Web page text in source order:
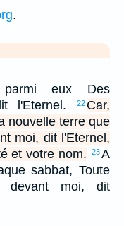
.
eux Des
l'Eternel.
22 Car,
nouvelle terre que
moi, dit l'Eternel,
et votre nom.
23A
sabbat, Toute
devant moi, dit